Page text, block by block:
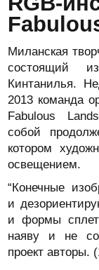
Миланская
состоящий
Кинтанилья.
2013 команда
Fabulous
собой
котором
освещением.
“Конечные
и
и формы
наяву и не
проект авторы.